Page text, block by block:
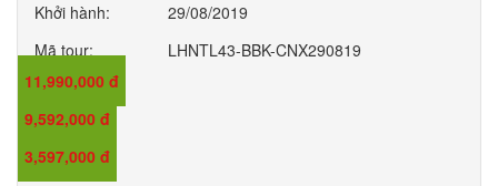
Khởi hành:
29/08/2019
Mã tour:
LHNTL43-BBK-CNX290819
Giá:
11,990,000 đ
Giá trẻ em:
9,592,000 đ
Giá em bé:
3,597,000 đ